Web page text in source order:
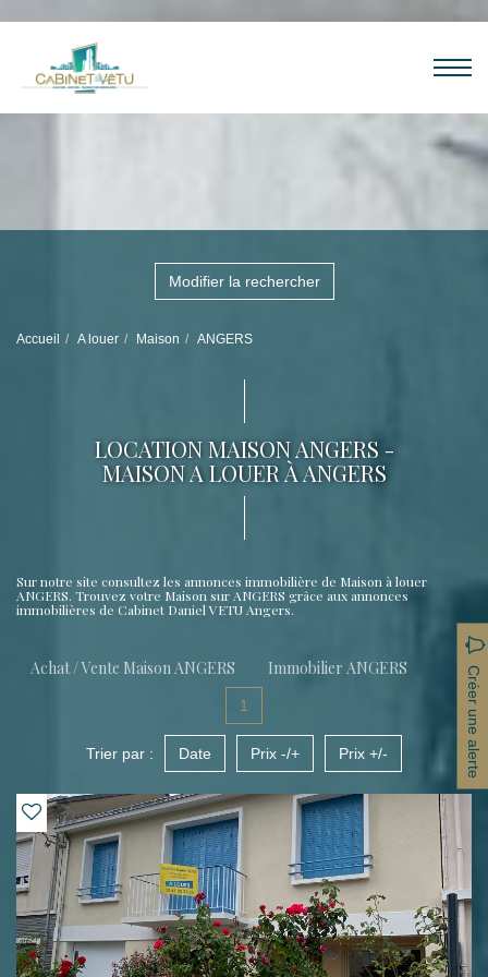
Modifier la rechercher
Accueil A louer Maison ANGERS
LOCATION MAISON ANGERS -
MAISON A LOUER À ANGERS
Sur notre site consultez les annonces immobilière de Maison à louer
ANGERS. Trouvez votre Maison sur ANGERS grâce aux annonces
immobilières de Cabinet Daniel VETU Angers.
Achat / Vente Maison ANGERS Immobilier ANGERS Créer une alerte
1
Trier par : Date Prix -/+ Prix +/-